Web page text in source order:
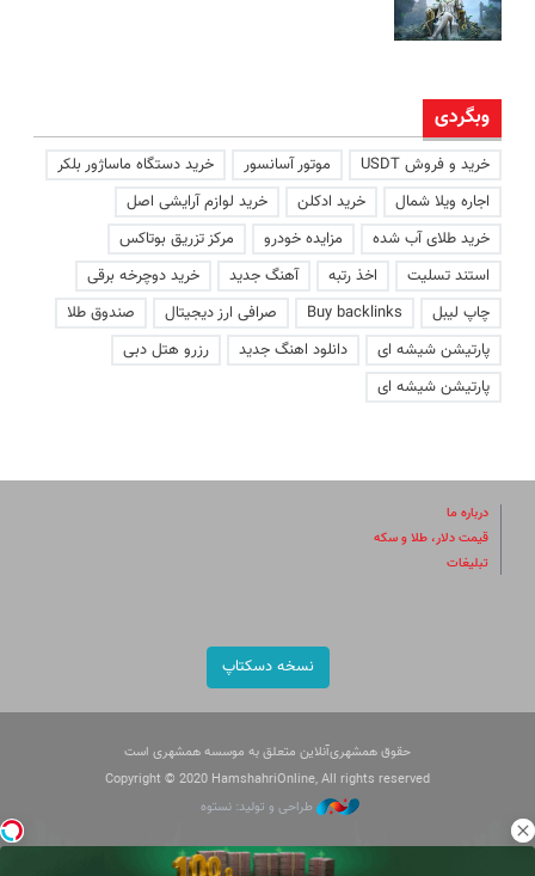
وبگردی
خرید و فروش USDT موتور آسانسور
خرید دستگاه ماساژور بلکر
اجاره ویلا شمال
خرید ادکلن
خرید لوازم آرایشی اصل
خرید طلای آب شده
مزایده خودرو
مرکز تزریق بوتاکس
استند تسلیت
اخذ رتبه آهنگ جدید
خرید دوچرخه برقی
چاپ لیبل
Buy backlinks صرافی ارز دیجیتال
صندوق طلا
پارتیشن شیشه ای
دانلود اهنگ جدید
رزرو هتل دبی
پارتیشن شیشه ای
درباره ما
قیمت دلار، طلا و سکه
تبلیغات
نسخه دسکتاپ
حقوق همشهری‌آنلاین متعلق به موسسه همشهری است
Copyright © 2020 HamshahriOnline, All rights reserved
طراحی و تولید: نستوه